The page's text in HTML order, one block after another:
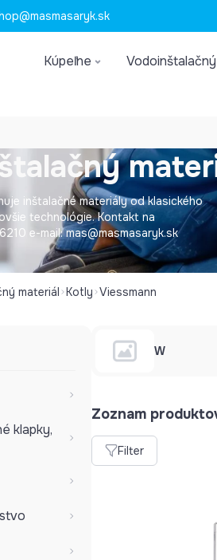
Kúpeľne
inštalačné materiály od klasického
technológie. Kontakt na
e-mail: mas@masmasaryk.sk
materiál Kotly Viessmann
klapky,
W
Zoznam
Filter